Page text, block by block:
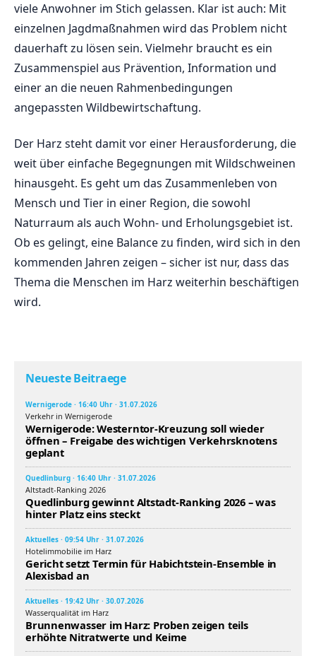
viele Anwohner im Stich gelassen. Klar ist auch: Mit
einzelnen Jagdmaßnahmen wird das Problem nicht
dauerhaft zu lösen sein. Vielmehr braucht es ein
Zusammenspiel aus Prävention, Information und
einer an die neuen Rahmenbedingungen
angepassten Wildbewirtschaftung.
Der Harz steht damit vor einer Herausforderung, die
weit über einfache Begegnungen mit Wildschweinen
hinausgeht. Es geht um das Zusammenleben von
Mensch und Tier in einer Region, die sowohl
Naturraum als auch Wohn- und Erholungsgebiet ist.
Ob es gelingt, eine Balance zu finden, wird sich in den
kommenden Jahren zeigen – sicher ist nur, dass das
Thema die Menschen im Harz weiterhin beschäftigen
wird.
Neueste Beitraege
Wernigerode · 16:40 Uhr · 31.07.2026
Verkehr in Wernigerode
Wernigerode: Westerntor-Kreuzung soll wieder
öffnen – Freigabe des wichtigen Verkehrsknotens
geplant
Quedlinburg · 16:40 Uhr · 31.07.2026
Altstadt-Ranking 2026
Quedlinburg gewinnt Altstadt-Ranking 2026 – was
hinter Platz eins steckt
Aktuelles · 09:54 Uhr · 31.07.2026
Hotelimmobilie im Harz
Gericht setzt Termin für Habichtstein-Ensemble in
Alexisbad an
Aktuelles · 19:42 Uhr · 30.07.2026
Wasserqualität im Harz
Brunnenwasser im Harz: Proben zeigen teils
erhöhte Nitratwerte und Keime